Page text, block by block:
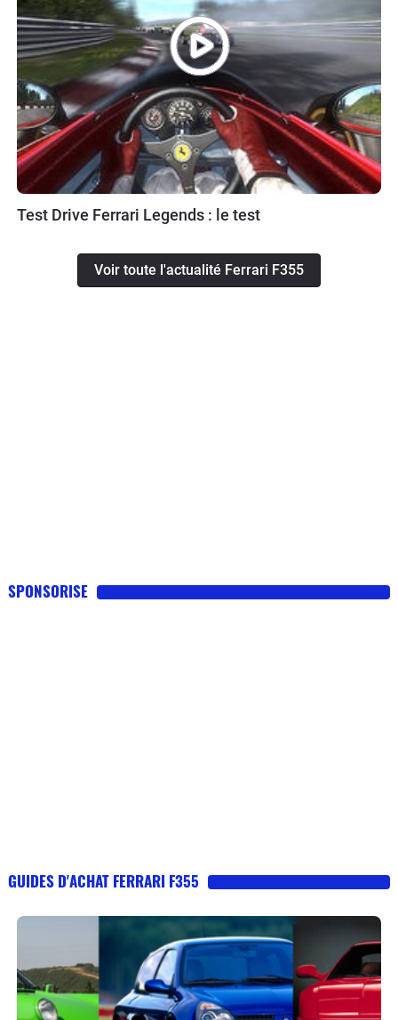
Test Drive Ferrari Legends : le test
Voir toute l'actualité Ferrari F355
SPONSORISE
GUIDES D'ACHAT FERRARI F355